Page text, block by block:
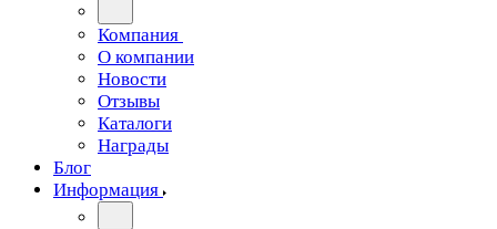
Компания
О компании
Новости
Отзывы
Каталоги
Награды
Блог
Информация